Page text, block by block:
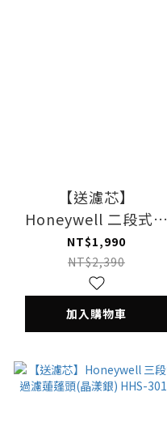
【送濾芯】
Honeywell 二段式增
壓過濾蓮蓬頭(極淨
白)HHS-P201W
NT$1,990
NT$2,390
加入購物車